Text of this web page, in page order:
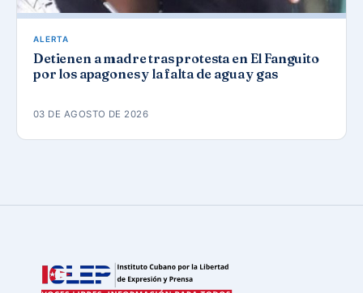
ALERTA
Detienen a madre tras protesta en El Fanguito
por los apagones y la falta de agua y gas
03 DE AGOSTO DE 2026